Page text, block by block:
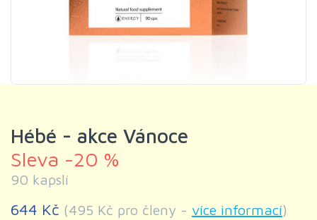
Hébé - akce Vánoce
Sleva -20 %
90 kapslí
644 Kč (495 Kč pro členy - více informací)